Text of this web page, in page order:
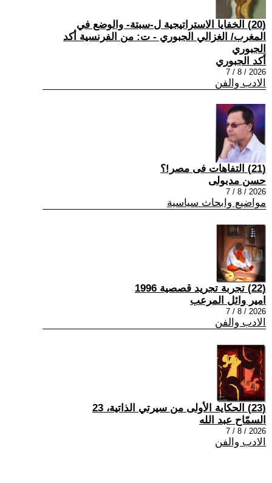
(20) الخفايا الاستراتيجية ل-سبتة- والوضع في
المغرب/ الغزالي الجبوري - ت: من الفرنسية أكد
الجبوري
أكد الجبوري
2026 / 8 / 7
الادب والفن
(21) التفاهات فى مصر!؟
حسن مدبولى
2026 / 8 / 7
مواضيع وابحاث سياسية
(22) تجربة تجريد قصصية 1996
امير وائل المرعب
2026 / 8 / 7
الادب والفن
(23) الحكاية الأولى من سيرتي الذاتية، 23
السمّاح عبد الله
2026 / 8 / 7
الادب والفن